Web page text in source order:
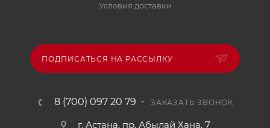
Условия доставки
ПОДПИСАТЬСЯ НА РАССЫЛКУ
8 (700) 097 20 79 ЗАКАЗАТЬ ЗВОНОК
г. Астана, пр. Абылай Хана, 7